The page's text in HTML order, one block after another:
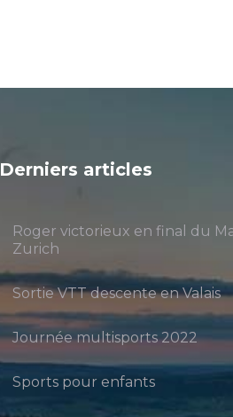
Derniers articles
Roger victorieux en final du
Zurich
Sortie VTT descente en Valais
Journée multisports 2022
Sports pour enfants